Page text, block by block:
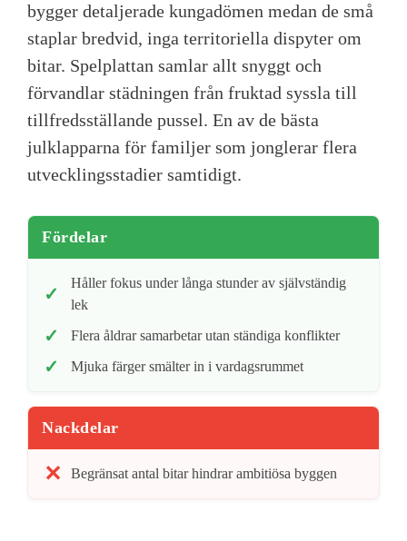
bygger detaljerade kungadömen medan de små
staplar bredvid, inga territoriella dispyter om
bitar. Spelplattan samlar allt snyggt och
förvandlar städningen från fruktad syssla till
tillfredsställande pussel. En av de bästa
julklapparna för familjer som jonglerar flera
utvecklingsstadier samtidigt.
Fördelar
Håller fokus under långa stunder av självständig
lek
Flera åldrar samarbetar utan ständiga konflikter
Mjuka färger smälter in i vardagsrummet
Nackdelar
Begränsat antal bitar hindrar ambitiösa byggen